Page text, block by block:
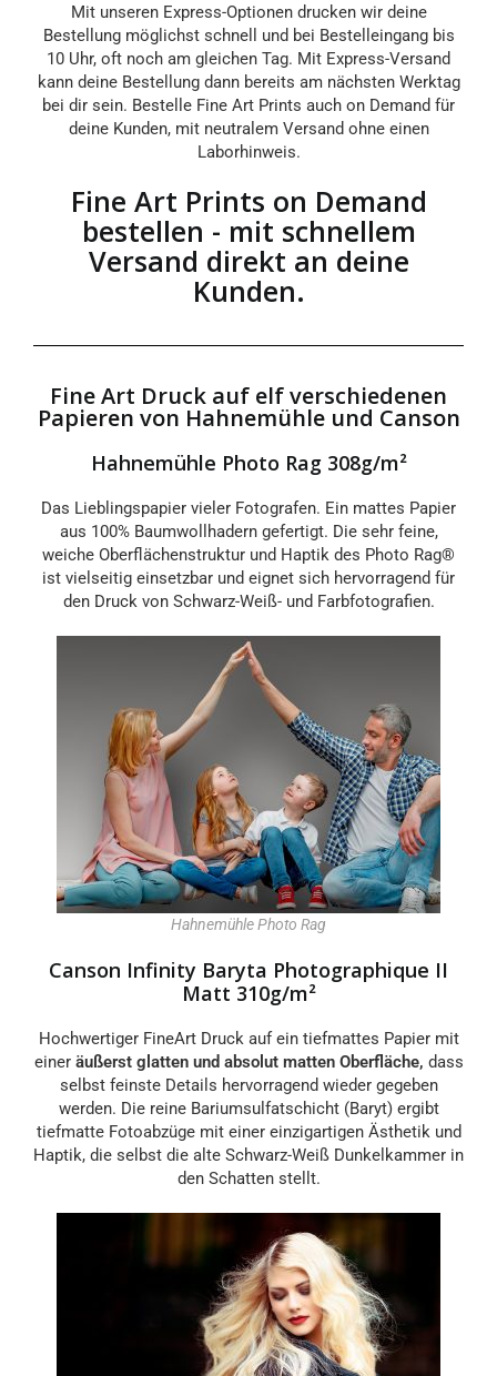
Mit unseren Express-Optionen drucken wir deine
Bestellung möglichst schnell und bei Bestelleingang bis
10 Uhr, oft noch am gleichen Tag. Mit Express-Versand
kann deine Bestellung dann bereits am nächsten Werktag
bei dir sein. Bestelle Fine Art Prints auch on Demand für
deine Kunden, mit neutralem Versand ohne einen
Laborhinweis.
Fine Art Prints on Demand
bestellen - mit schnellem
Versand direkt an deine
Kunden.
Fine Art Druck auf elf verschiedenen
Papieren von Hahnemühle und Canson
Hahnemühle Photo Rag 308g/m²
Das Lieblingspapier vieler Fotografen. Ein mattes Papier
aus 100% Baumwollhadern gefertigt. Die sehr feine,
weiche Oberflächenstruktur und Haptik des Photo Rag®
ist vielseitig einsetzbar und eignet sich hervorragend für
den Druck von Schwarz-Weiß- und Farbfotografien.
Hahnemühle Photo Rag
Canson Infinity Baryta Photographique II
Matt 310g/m²
Hochwertiger FineArt Druck auf ein tiefmattes Papier mit
einer äußerst glatten und absolut matten Oberfläche, dass
selbst feinste Details hervorragend wieder gegeben
werden. Die reine Bariumsulfatschicht (Baryt) ergibt
tiefmatte Fotoabzüge mit einer einzigartigen Ästhetik und
Haptik, die selbst die alte Schwarz-Weiß Dunkelkammer in
den Schatten stellt.